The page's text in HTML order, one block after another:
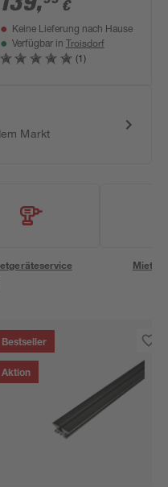
€
Keine Lieferung nach Hause
Verfügbar in Troisdorf
(1)
Markt
Bestseller
Aktion